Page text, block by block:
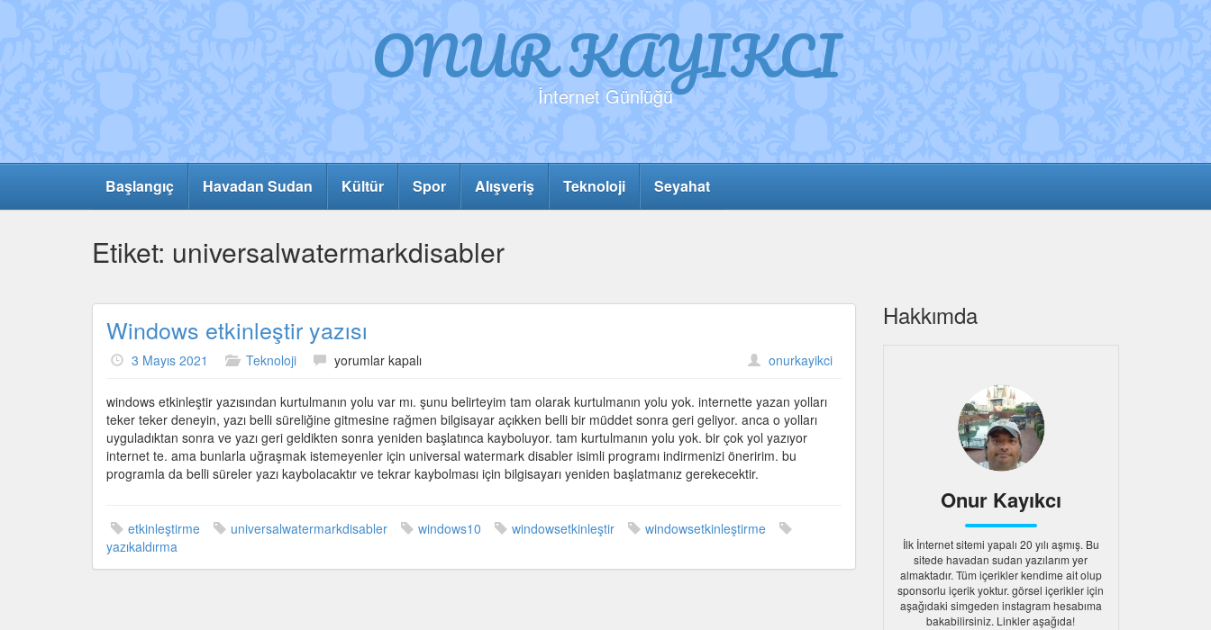
ONUR KAYIKCI
İnternet Günlüğü
Başlangıç Havadan Sudan Kültür Spor Alışveriş Teknoloji Seyahat
Etiket: universalwatermarkdisabler
Windows etkinleştir yazısı
3 Mayıs 2021 Teknoloji
Windows
yazısı
için
yorumlar kapalı onurkayikci
windows etkinleştir yazısından kurtulmanın yolu var mı. şunu belirteyim tam olarak kurtulmanın yolu yok. internette yazan yolları
teker teker deneyin, yazı belli süreliğine gitmesine rağmen bilgisayar açıkken belli bir müddet sonra geri geliyor. anca o yolları
uyguladıktan sonra ve yazı geri geldikten sonra yeniden başlatınca kayboluyor. tam kurtulmanın yolu yok. bir çok yol yazıyor
internet te. ama bunlarla uğraşmak istemeyenler için universal watermark disabler isimli programı indirmenizi öneririm. bu
programla da belli süreler yazı kaybolacaktır ve tekrar kaybolması için bilgisayarı yeniden başlatmanız gerekecektir.
etkinleştirme universalwatermarkdisabler windows10 windowsetkinleştir
windowsetkinleştirme
yazıkaldırma
Hakkımda
Onur Kayıkcı
İlk İnternet sitemi yapalı 20 yılı aşmış. Bu
sitede havadan sudan yazılarım yer
almaktadır. Tüm içerikler kendime ait olup
sponsorlu içerik yoktur. görsel içerikler için
aşağıdaki simgeden instagram hesabıma
bakabilirsiniz. Linkler aşağıda!